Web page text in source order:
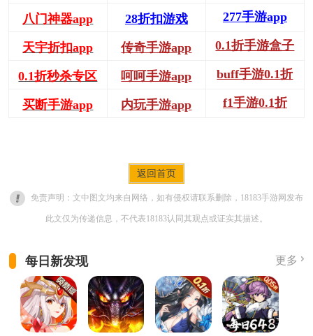
八门神器app 28折扣游戏 277手游app
天宇折扣app 传奇手游app 0.1折手游盒子
0.1折秒杀专区 呵呵手游app buff手游0.1折
买断手游app 内玩手游app f1手游0.1折
返回首页
免责声明：文中图文均来自网络，如有侵权请联系删除，18183手游网发布
此文仅为传递信息，不代表18183认同其观点或证实其描述。
每日新发现 更多